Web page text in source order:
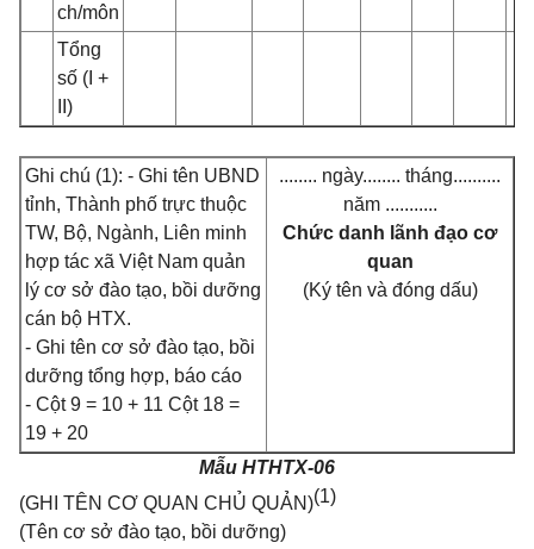
ch/môn
Tổng
số (I +
II)
Ghi chú (1): - Ghi tên UBND
tỉnh, Thành phố trực thuộc
TW, Bộ, Ngành, Liên minh
hợp tác xã Việt Nam quản
lý cơ sở đào tạo, bồi dưỡng
cán bộ HTX.
- Ghi tên cơ sở đào tạo, bồi
dưỡng tổng hợp, báo cáo
- Cột 9 = 10 + 11 Cột 18 =
19 + 20
........ ngày........ tháng..........
năm ...........
Chức danh lãnh đạo cơ
quan
(Ký tên và đóng dấu)
Mẫu HTHTX-06
(GHI TÊN CƠ QUAN CHỦ QUẢN)(1)
(Tên cơ sở đào tạo, bồi dưỡng)